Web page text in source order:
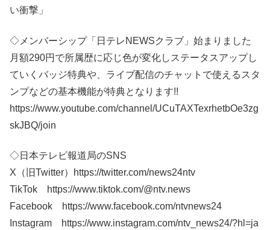
い衝撃」
◇メンバーシップ「日テレNEWSクラブ」始まりました
月額290円で所属歴に応じ色が変化しステータスアップし
ていくバッジ特典や、ライブ配信のチャットで使えるスタ
ンプなどの基本機能が特典となります!!
https://www.youtube.com/channel/UCuTAXTexrhetbOe3zg
skJBQ/join
◇日本テレビ報道局のSNS
X（旧Twitter）https://twitter.com/news24ntv
TikTok https://www.tiktok.com/@ntv.news
Facebook https://www.facebook.com/ntvnews24
Instagram https://www.instagram.com/ntv_news24/?hl=ja